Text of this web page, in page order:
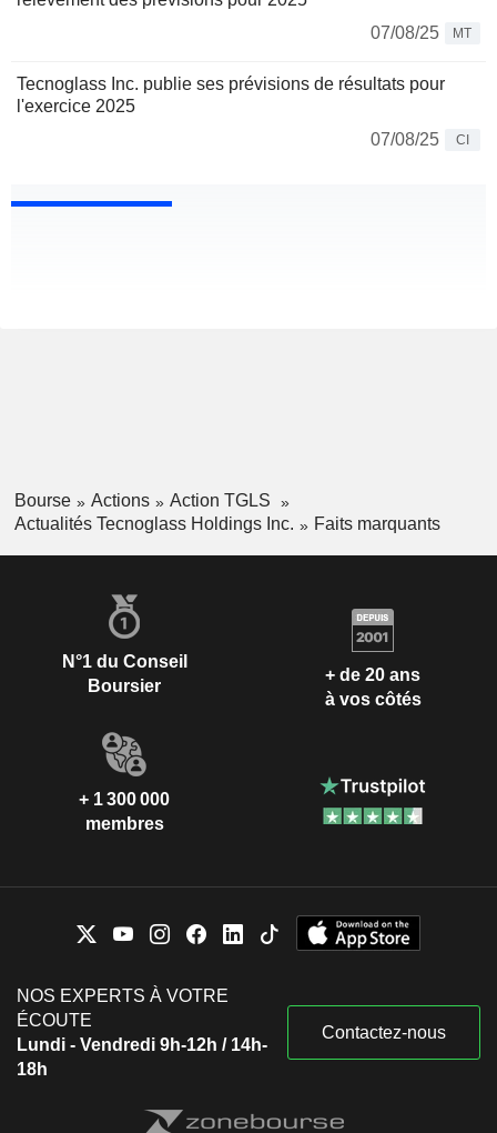
07/08/25
MT
Tecnoglass Inc. publie ses prévisions de résultats pour
l'exercice 2025
07/08/25
CI
Bourse Actions
Action TGLS
Actualités Tecnoglass Holdings Inc.
Faits marquants
N°1 du Conseil
Boursier
+ de 20 ans
à vos côtés
+ 1 300 000
membres
NOS EXPERTS À VOTRE
ÉCOUTE
Lundi - Vendredi 9h-12h / 14h-
18h
Contactez-nous